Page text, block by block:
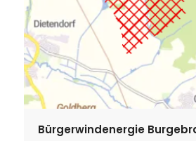
Bürgerwindenergie